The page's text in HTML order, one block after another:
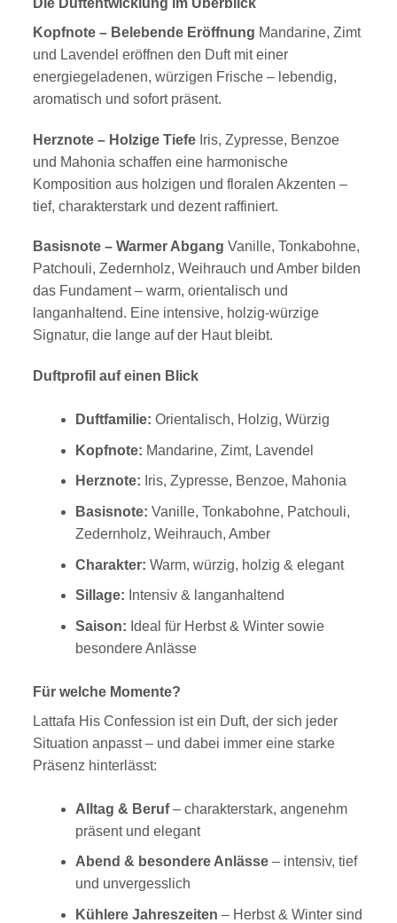
Kopfnote – Belebende Eröffnung Mandarine, Zimt
und Lavendel eröffnen den Duft mit einer
energiegeladenen, würzigen Frische – lebendig,
aromatisch und sofort präsent.
Herznote – Holzige TiefeIris, Zypresse, Benzoe
und Mahonia schaffen eine harmonische
Komposition aus holzigen und floralen Akzenten –
tief, charakterstark und dezent raffiniert.
Basisnote – Warmer Abgang Vanille, Tonkabohne,
Patchouli, Zedernholz, Weihrauch und Amber bilden
das Fundament – warm, orientalisch und
langanhaltend. Eine intensive, holzig-würzige
Signatur, die lange auf der Haut bleibt.
Duftprofil auf einen Blick
Duftfamilie: Orientalisch, Holzig, Würzig
Kopfnote: Mandarine, Zimt, Lavendel
Herznote: Iris, Zypresse, Benzoe, Mahonia
Basisnote: Vanille, Tonkabohne, Patchouli,
Zedernholz, Weihrauch, Amber
Charakter: Warm, würzig, holzig & elegant
Sillage: Intensiv & langanhaltend
Saison: Ideal für Herbst & Winter sowie
besondere Anlässe
Für welche Momente?
Lattafa His Confession ist ein Duft, der sich jeder
Situation anpasst – und dabei immer eine starke
Präsenz hinterlässt:
Alltag & Beruf– charakterstark, angenehm
präsent und elegant
Abend & besondere Anlässe– intensiv, tief
und unvergesslich
Kühlere Jahreszeiten – Herbst & Winter sind